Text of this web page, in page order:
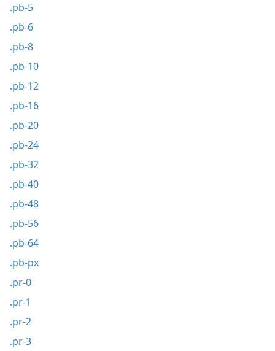
.pb-5
.pb-6
.pb-8
.pb-10
.pb-12
.pb-16
.pb-20
.pb-24
.pb-32
.pb-40
.pb-48
.pb-56
.pb-64
.pb-px
.pr-0
.pr-1
.pr-2
.pr-3